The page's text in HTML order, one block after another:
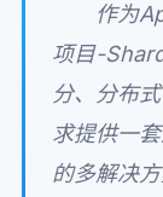
作为
项目-
分、分布
求提供一
的多解决